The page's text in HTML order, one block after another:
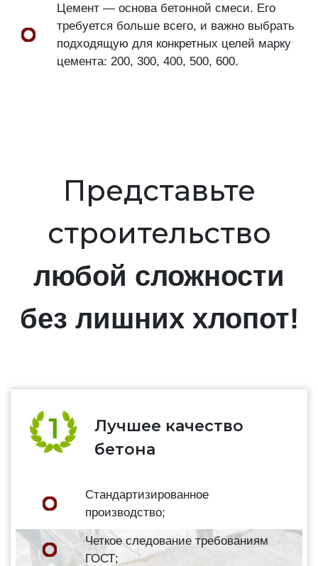
Цемент — основа бетонной смеси. Его
требуется больше всего, и важно выбрать
подходящую для конкретных целей марку
цемента: 200, 300, 400, 500, 600.
Представьте
строительство
любой сложности
без лишних хлопот!
Лучшее качество
бетона
Стандартизированное
производство;
Четкое следование требованиям
ГОСТ;